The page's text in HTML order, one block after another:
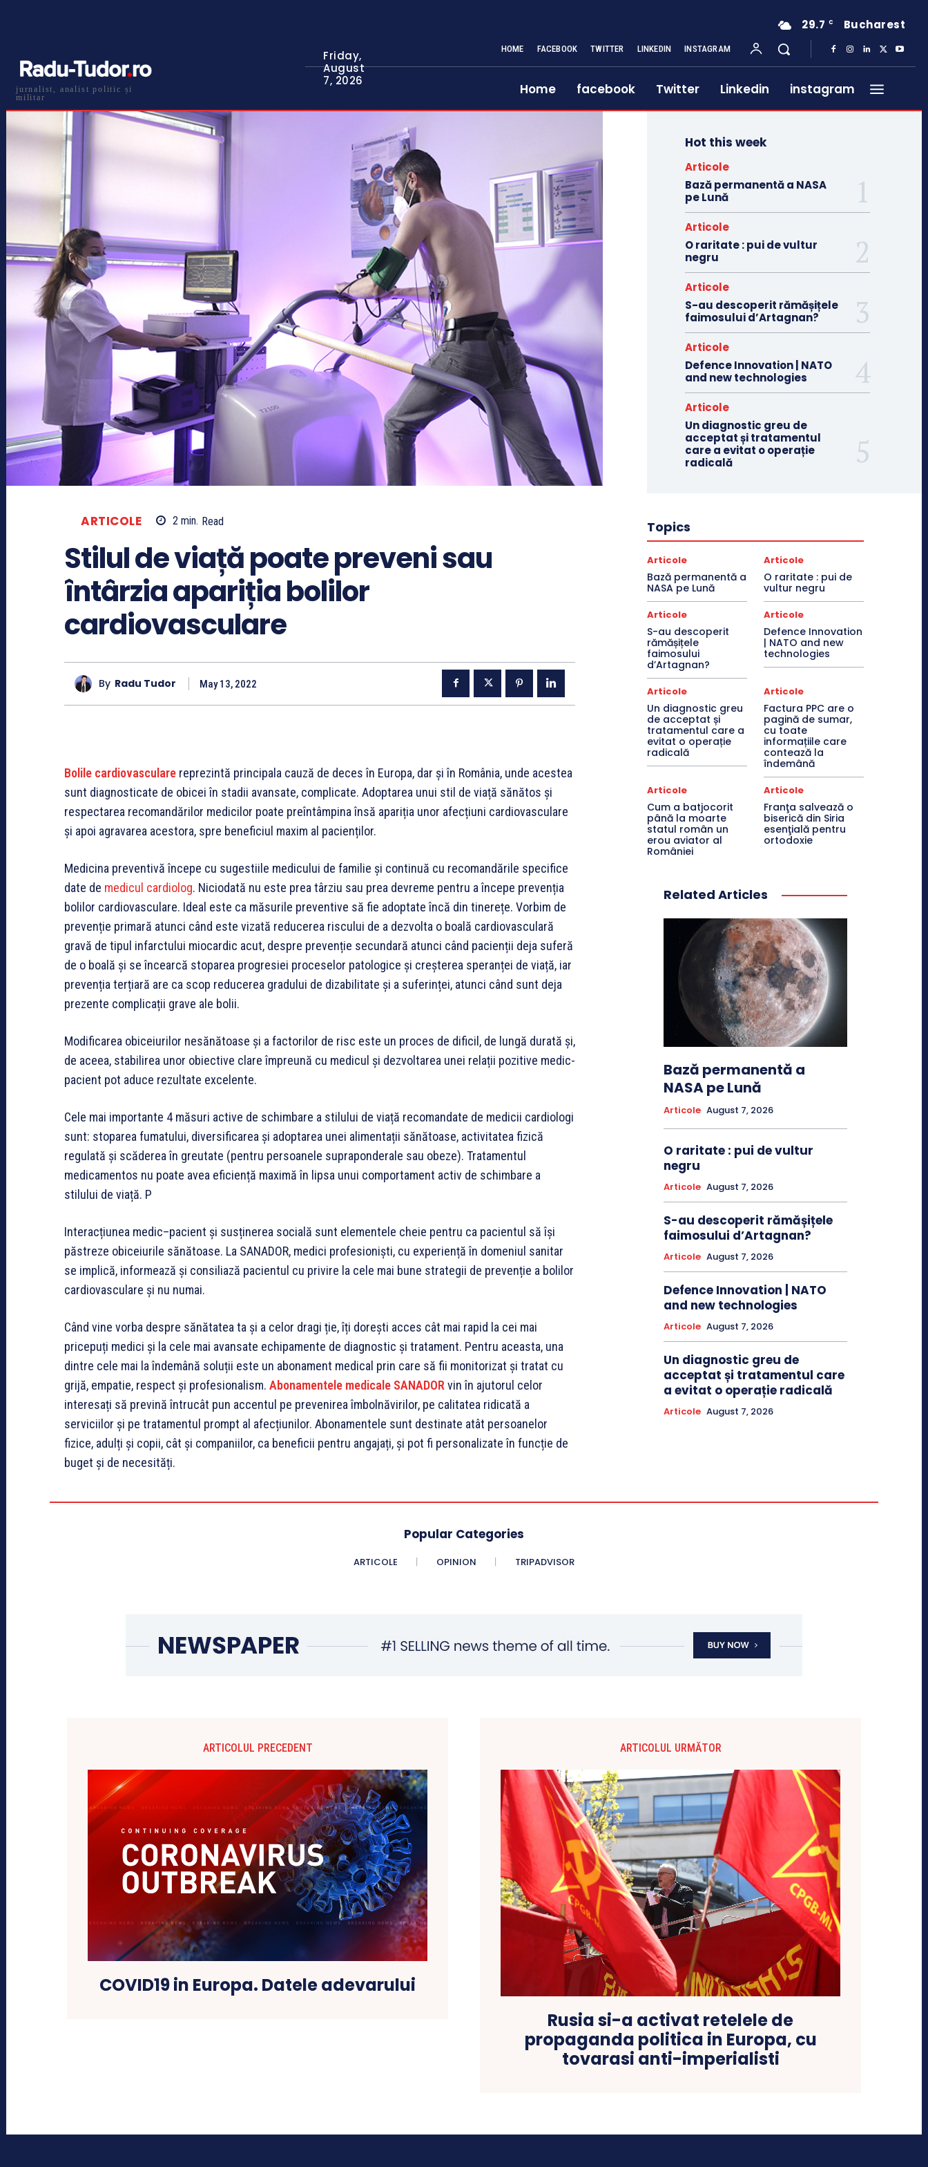
jurnalist, analist politic și
militar
Friday,
August
7, 2026
29.7 C Bucharest
HOME FACEBOOK TWITTER LINKEDIN INSTAGRAM
Home facebook Twitter Linkedin instagram
ARTICOLE 2 min. Read
Stilul de viață poate preveni sau
întârzia apariția bolilor
cardiovasculare
By Radu Tudor May 13, 2022
Bolile cardiovasculare reprezintă principala cauză de deces în Europa, dar și în România, unde acestea
sunt diagnosticate de obicei în stadii avansate, complicate. Adoptarea unui stil de viață sănătos și
respectarea recomandărilor medicilor poate preîntâmpina însă apariția unor afecțiuni cardiovasculare
și apoi agravarea acestora, spre beneficiul maxim al pacienților.
Medicina preventivă începe cu sugestiile medicului de familie și continuă cu recomandările specifice
date de medicul cardiolog. Niciodată nu este prea târziu sau prea devreme pentru a începe prevenția
bolilor cardiovasculare. Ideal este ca măsurile preventive să fie adoptate încă din tinerețe. Vorbim de
prevenție primară atunci când este vizată reducerea riscului de a dezvolta o boală cardiovasculară
gravă de tipul infarctului miocardic acut, despre prevenție secundară atunci când pacienții deja suferă
de o boală și se încearcă stoparea progresiei proceselor patologice și creșterea speranței de viață, iar
prevenția terțiară are ca scop reducerea gradului de dizabilitate și a suferinței, atunci când sunt deja
prezente complicații grave ale bolii.
Modificarea obiceiurilor nesănătoase și a factorilor de risc este un proces de dificil, de lungă durată și,
de aceea, stabilirea unor obiective clare împreună cu medicul și dezvoltarea unei relații pozitive medic-
pacient pot aduce rezultate excelente.
Cele mai importante 4 măsuri active de schimbare a stilului de viață recomandate de medicii cardiologi
sunt: stoparea fumatului, diversificarea și adoptarea unei alimentații sănătoase, activitatea fizică
regulată și scăderea în greutate (pentru persoanele supraponderale sau obeze). Tratamentul
medicamentos nu poate avea eficiență maximă în lipsa unui comportament activ de schimbare a
stilului de viață. P
Interacțiunea medic–pacient și susținerea socială sunt elementele cheie pentru ca pacientul să își
păstreze obiceiurile sănătoase. La SANADOR, medici profesioniști, cu experiență în domeniul sanitar
se implică, informează și consiliază pacientul cu privire la cele mai bune strategii de prevenție a bolilor
cardiovasculare și nu numai.
Când vine vorba despre sănătatea ta și a celor dragi ție, îți dorești acces cât mai rapid la cei mai
pricepuți medici și la cele mai avansate echipamente de diagnostic și tratament. Pentru aceasta, una
dintre cele mai la îndemână soluții este un abonament medical prin care să fii monitorizat și tratat cu
grijă, empatie, respect și profesionalism. Abonamentele medicale SANADOR vin în ajutorul celor
interesați să prevină întrucât pun accentul pe prevenirea îmbolnăvirilor, pe calitatea ridicată a
serviciilor și pe tratamentul prompt al afecțiunilor. Abonamentele sunt destinate atât persoanelor
fizice, adulți și copii, cât și companiilor, ca beneficii pentru angajați, și pot fi personalizate în funcție de
buget și de necesități.
Hot this week
Articole
Bază permanentă a NASA
pe Lună
Articole
O raritate : pui de vultur
negru
Articole
S-au descoperit rămășițele
faimosului d’Artagnan?
Articole
Defence Innovation | NATO
and new technologies
Articole
Un diagnostic greu de
acceptat și tratamentul
care a evitat o operație
radicală
Topics
Articole
Bază permanentă a
NASA pe Lună
Articole
O raritate : pui de
vultur negru
Articole
S-au descoperit
rămășițele
faimosului
d’Artagnan?
Articole
Defence Innovation
| NATO and new
technologies
Articole
Un diagnostic greu
de acceptat și
tratamentul care a
evitat o operație
radicală
Articole
Factura PPC are o
pagină de sumar,
cu toate
informațiile care
contează la
îndemână
Articole
Cum a batjocorit
până la moarte
statul român un
erou aviator al
României
Articole
Franţa salvează o
biserică din Siria
esenţială pentru
ortodoxie
Related Articles
Bază permanentă a
NASA pe Lună
Articole August 7, 2026
O raritate : pui de vultur
negru
Articole August 7, 2026
S-au descoperit rămășițele
faimosului d’Artagnan?
Articole August 7, 2026
Defence Innovation | NATO
and new technologies
Articole August 7, 2026
Un diagnostic greu de
acceptat și tratamentul care
a evitat o operație radicală
Articole August 7, 2026
Popular Categories
ARTICOLE OPINION TRIPADVISOR
ARTICOLUL PRECEDENT
COVID19 in Europa. Datele adevarului
ARTICOLUL URMĂTOR
Rusia si-a activat retelele de
propaganda politica in Europa, cu
tovarasi anti-imperialisti